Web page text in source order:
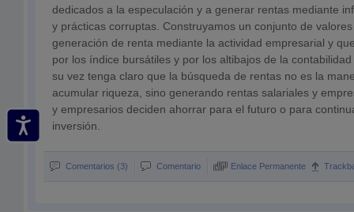
dedicados a la especulación y a generar rentas mediante
y prácticas corruptas. Construyamos un conjunto de
generación de renta mediante la actividad empresarial y
por los índice bursátiles y por los altibajos de la
su vez tenga claro que la búsqueda de rentas no es la
acumular riqueza, sino generando rentas salariales y
y empresarios deciden ahorrar para el futuro o para
inversión.
Comentarios (3) Comentario Enlace Permanente